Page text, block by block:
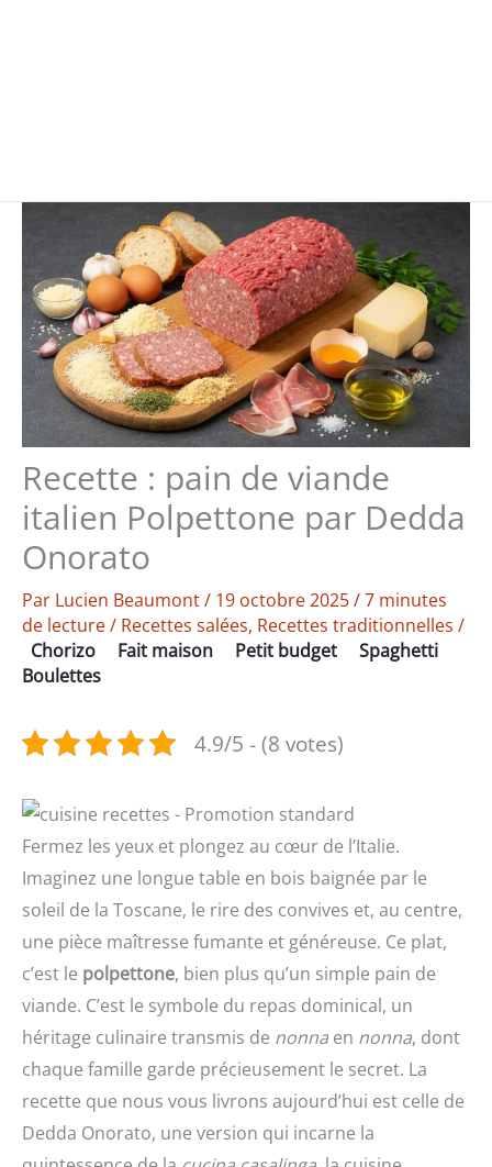
Recette : pain de viande
italien Polpettone par Dedda
Onorato
Par Lucien Beaumont/ 19 octobre 2025/7 minutes
de lecture/ Recettes salées, Recettes traditionnelles /
Chorizo
Fait maison Petit budget
Spaghetti
Boulettes
4.9/5 - (8 votes)
Fermez les yeux et plongez au cœur de l’Italie.
Imaginez une longue table en bois baignée par le
soleil de la Toscane, le rire des convives et, au centre,
une pièce maîtresse fumante et généreuse. Ce plat,
c’est le polpettone, bien plus qu’un simple pain de
viande. C’est le symbole du repas dominical, un
héritage culinaire transmis de nonna en nonna, dont
chaque famille garde précieusement le secret. La
recette que nous vous livrons aujourd’hui est celle de
Dedda Onorato, une version qui incarne la